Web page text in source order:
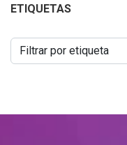
ETIQUETAS
Filtrar por etiqueta